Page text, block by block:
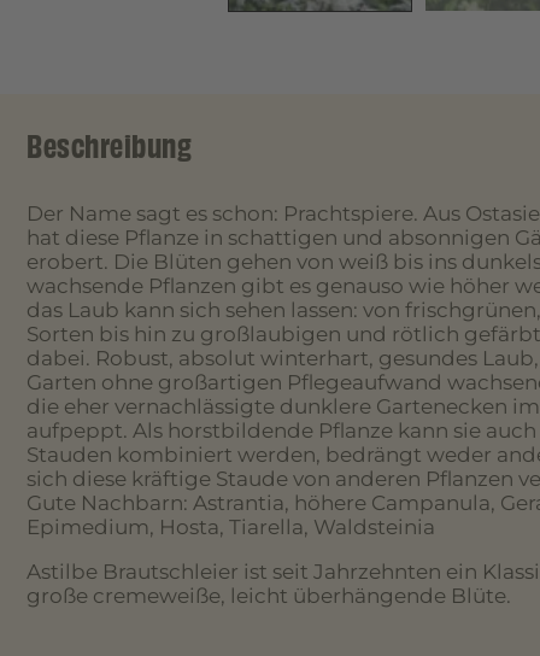
Beschreibung
Der Name sagt es schon: Prachtspiere. Aus
hat diese Pflanze in schattigen und absonnigen
erobert. Die Blüten gehen von weiß bis ins
wachsende Pflanzen gibt es genauso wie höher
das Laub kann sich sehen lassen: von
Sorten bis hin zu großlaubigen und rötlich
dabei. Robust, absolut winterhart, gesundes
Garten ohne großartigen Pflegeaufwand
die eher vernachlässigte dunklere Gartenecken
aufpeppt. Als horstbildende Pflanze kann sie
Stauden kombiniert werden, bedrängt weder
sich diese kräftige Staude von anderen Pflanzen
Gute Nachbarn: Astrantia, höhere Campanula,
Epimedium, Hosta, Tiarella, Waldsteinia
Astilbe Brautschleier ist seit Jahrzehnten ein
große cremeweiße, leicht überhängende Blüte.